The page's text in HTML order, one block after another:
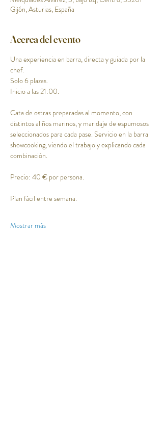
Gijón, Asturias, España
Acerca del evento
Una experiencia en barra, directa y guiada por la
chef.
Solo 6 plazas.
Inicio a las 21:00.
Cata de ostras preparadas al momento, con
distintos aliños marinos, y maridaje de espumosos
seleccionados para cada pase. Servicio en la barra
showcooking, viendo el trabajo y explicando cada
combinación.
Precio: 40 € por persona.
Plan fácil entre semana.
Mostrar más